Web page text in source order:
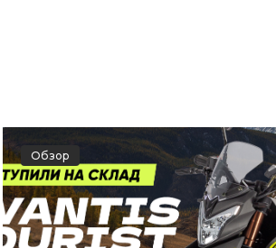
Обзор